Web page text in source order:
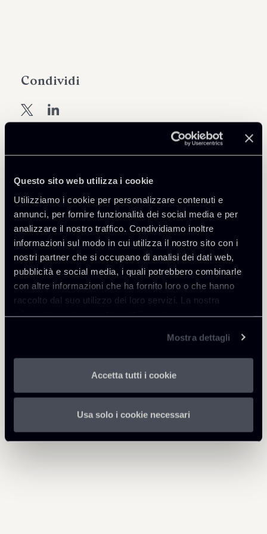
Questo sito web utilizza i cookie
Utilizziamo i cookie per personalizzare contenuti e
annunci, per fornire funzionalità dei social media e per
analizzare il nostro traffico. Condividiamo inoltre
informazioni sul modo in cui utilizza il nostro sito con i
nostri partner che si occupano di analisi dei dati web,
pubblicità e social media, i quali potrebbero combinarle
con altre informazioni che ha fornito loro o che hanno
raccolto dal suo utilizzo dei loro servizi. La nostra
informativa privacy è disponibilequi.
Mostra dettagli
Accetta tutti i cookie
Usa solo i cookie necessari
Financial Regulation
Tax
Condividi
Professionisti correlati
Roma
Scopri il professionista